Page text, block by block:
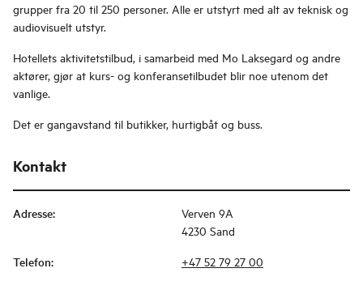
grupper fra 20 til 250 personer. Alle er utstyrt med alt av teknisk og
audiovisuelt utstyr.
Hotellets aktivitetstilbud, i samarbeid med Mo Laksegard og andre
aktører, gjør at kurs- og konferansetilbudet blir noe utenom det
vanlige.
Det er gangavstand til butikker, hurtigbåt og buss.
Kontakt
Adresse:
Verven 9A
4230 Sand
Telefon: +47 52 79 27 00